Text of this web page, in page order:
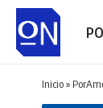
Inicio»